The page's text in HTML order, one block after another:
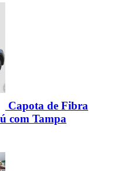
Capota de Fibra
com Tampa